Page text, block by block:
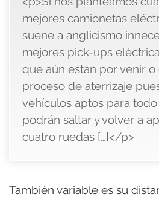
mejores camionetas
suene a anglicismo
mejores pick-ups
que aún están por venir
proceso de aterrizaje
vehículos aptos para
podrán saltar y volver a
cuatro ruedas […]</p>
También variable es su